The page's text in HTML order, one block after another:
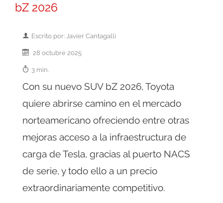
bZ 2026
Escrito por: Javier Cantagalli
28 octubre 2025
3 min.
Con su nuevo SUV bZ 2026, Toyota
quiere abrirse camino en el mercado
norteamericano ofreciendo entre otras
mejoras acceso a la infraestructura de
carga de Tesla, gracias al puerto NACS
de serie, y todo ello a un precio
extraordinariamente competitivo.